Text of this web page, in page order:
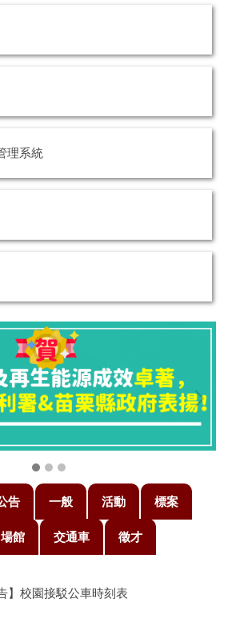
理系統
告 一般 活動 標案
場館 交通車 徵才
】校園接駁公車時刻表